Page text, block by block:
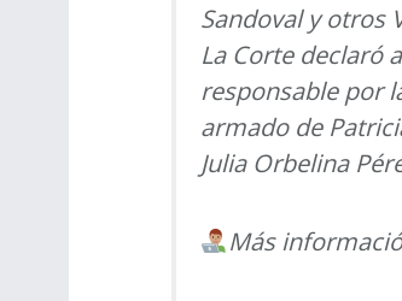
Sandoval y otros
La Corte declaró
responsable por
armado de
Julia Orbelina
Más